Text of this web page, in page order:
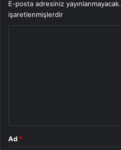
E-posta adresiniz yayınlanmayacak.
işaretlenmişlerdir
Ad *